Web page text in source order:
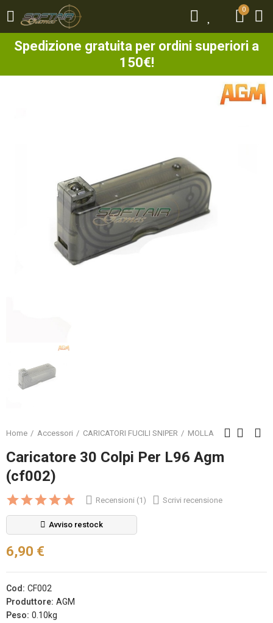
0
Spedizione gratuita per ordini superiori a
150€!
0
Home Accessori CARICATORI FUCILI SNIPER MOLLA
Caricatore 30 Colpi Per L96 Agm
(cf002)
Recensioni (1) Scrivi recensione
Avviso restock
6,90 €
Cod: CF002
Produttore: AGM
Peso: 0.10kg